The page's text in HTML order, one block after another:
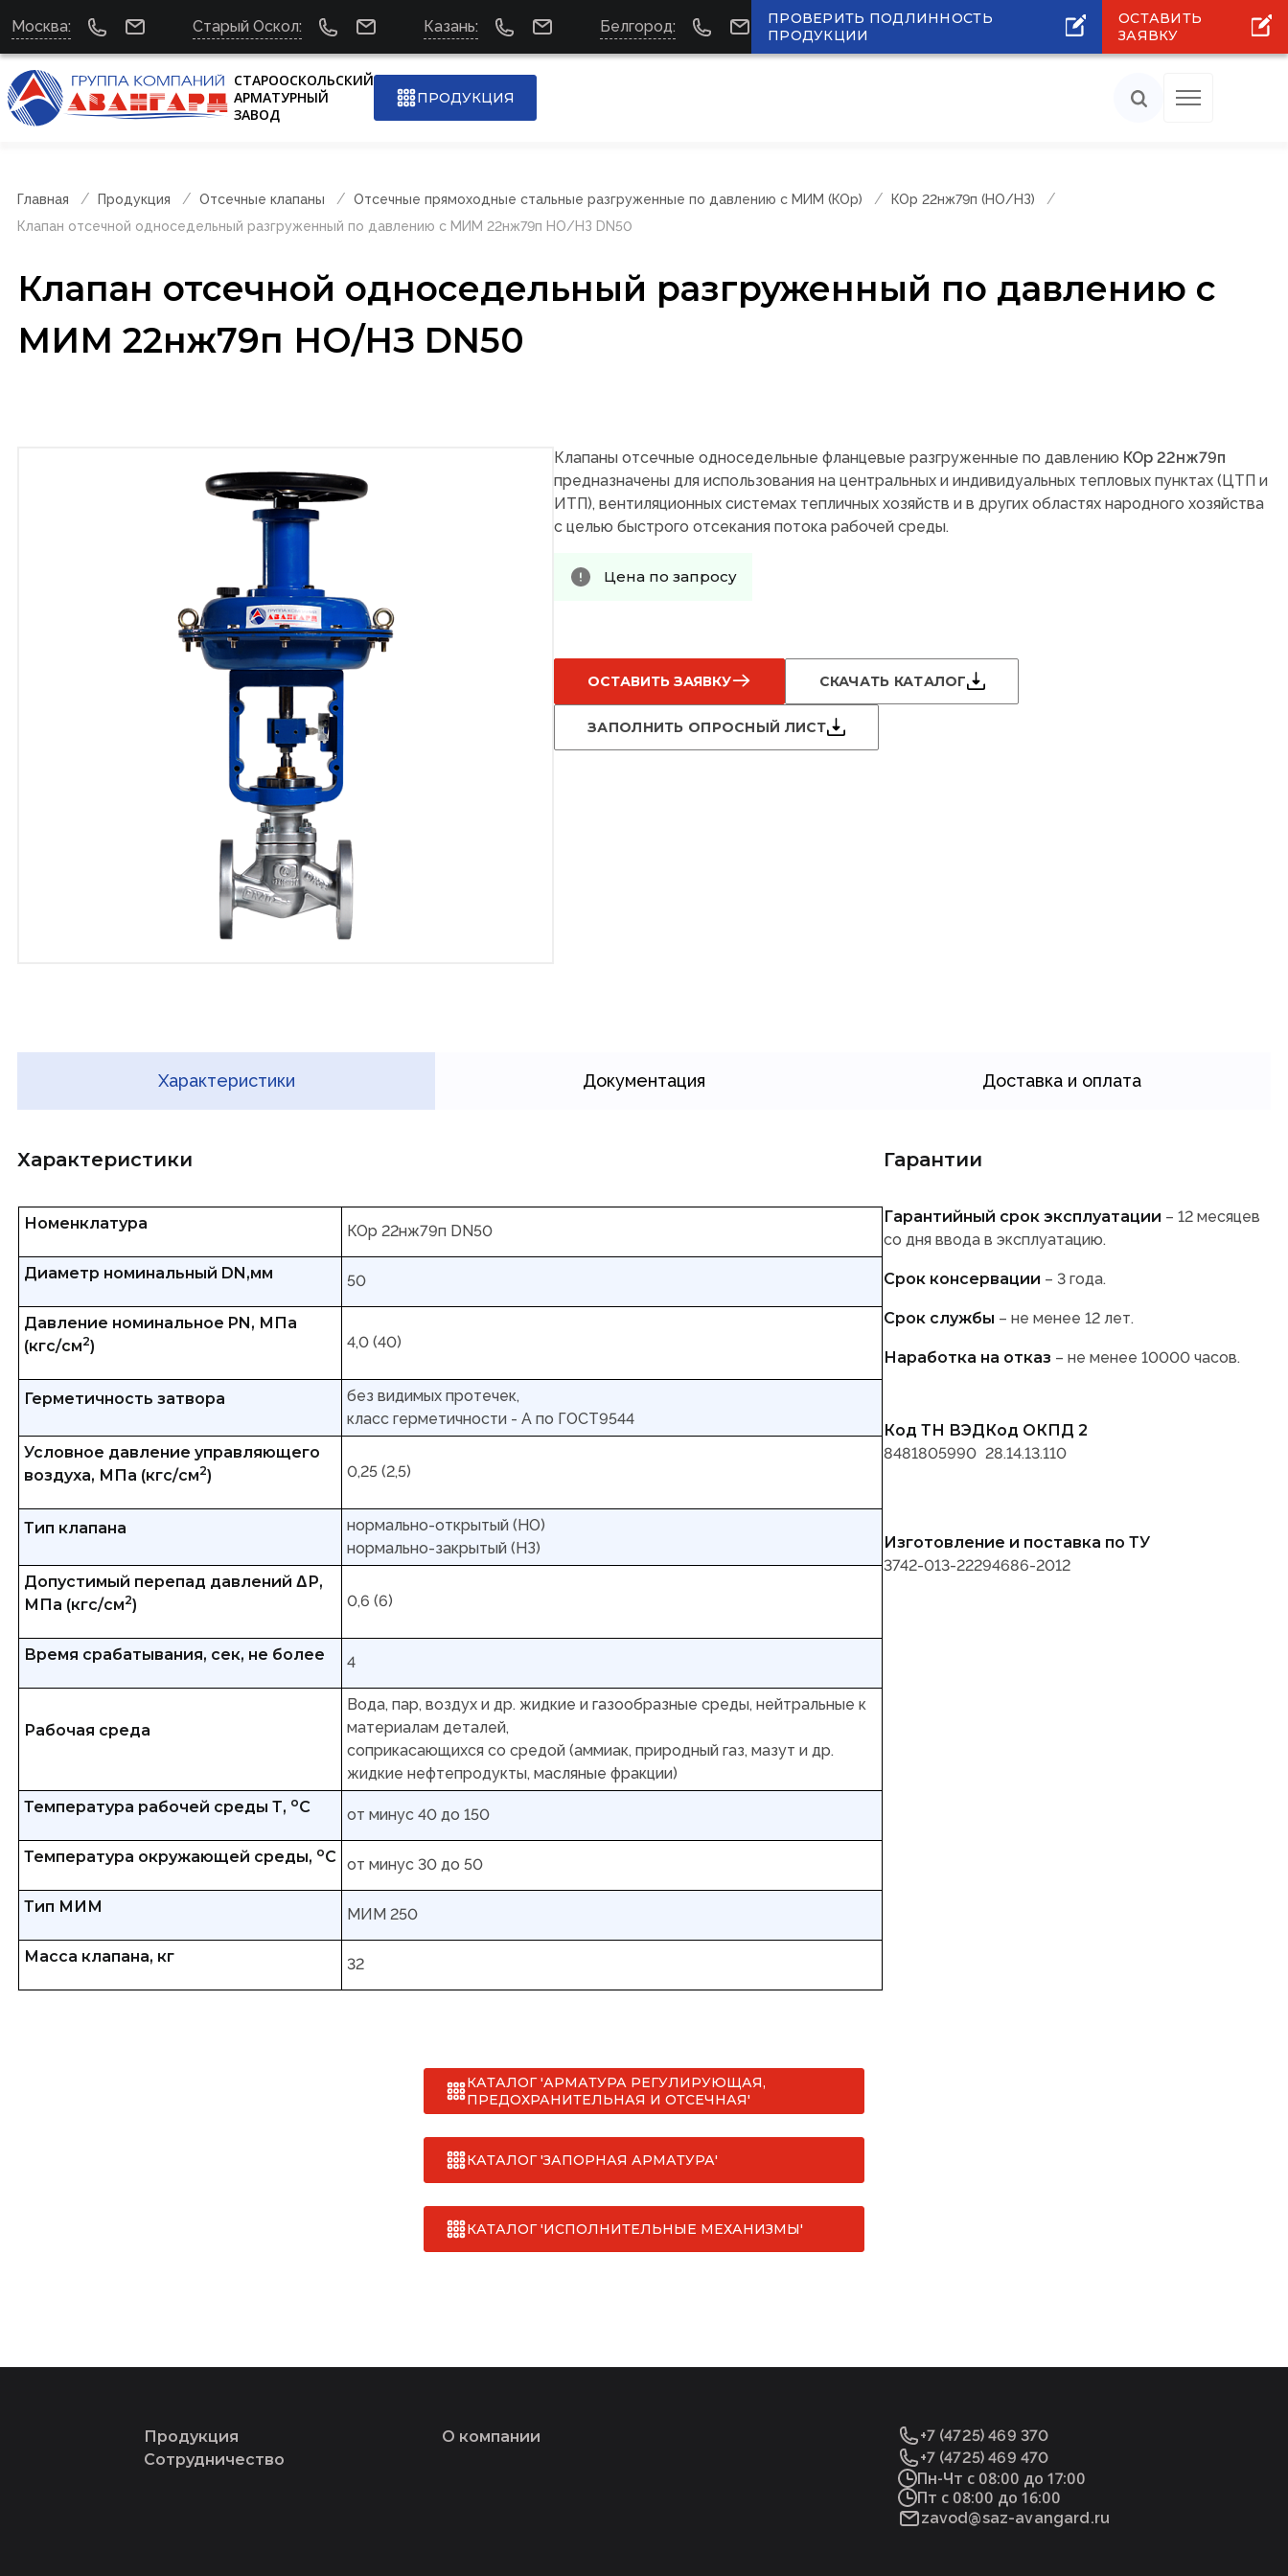
Москва: Старый Оскол: Казань: Белгород:
ПРОВЕРИТЬ ПОДЛИННОСТЬ
ПРОДУКЦИИ
ОСТАВИТЬ
ЗАЯВКУ
СТАРООСКОЛЬСКИЙ
АРМАТУРНЫЙ
ЗАВОД
ПРОДУКЦИЯ
Главная Продукция Отсечные клапаны Отсечные прямоходные стальные разгруженные по давлению с МИМ (КОр)
КОр 22нж79п (НО/НЗ)
Клапан отсечной односедельный разгруженный по давлению с МИМ 22нж79п НО/НЗ DN50
Клапан отсечной односедельный разгруженный по давлению с
МИМ 22нж79п НО/НЗ DN50
Клапаны отсечные односедельные фланцевые разгруженные по давлению КОр 22нж79п
предназначены для использования на центральных и индивидуальных тепловых пунктах (ЦТП и
ИТП), вентиляционных системах тепличных хозяйств и в других областях народного хозяйства
с целью быстрого отсекания потока рабочей среды.
Цена по запросу
ОСТАВИТЬ ЗАЯВКУ СКАЧАТЬ КАТАЛОГ
ЗАПОЛНИТЬ ОПРОСНЫЙ ЛИСТ
Характеристики Документация Доставка и оплата
Характеристики
Номенклатура КОр 22нж79п DN50
Диаметр номинальный DN,мм 50
Давление номинальное PN, МПа
(кгс/см2) 4,0 (40)
Герметичность затвора
без видимых протечек,
класс герметичности - А по ГОСТ9544
Условное давление управляющего
воздуха, МПа (кгс/см2) 0,25 (2,5)
Тип клапана
нормально-открытый (НО)
нормально-закрытый (НЗ)
Допустимый перепад давлений ΔР,
МПа (кгс/см2) 0,6 (6)
Время срабатывания, сек, не более 4
Рабочая среда
Вода, пар, воздух и др. жидкие и газообразные среды, нейтральные к
материалам деталей,
соприкасающихся со средой (аммиак, природный газ, мазут и др.
жидкие нефтепродукты, масляные фракции)
Температура рабочей среды Т, оС от минус 40 до 150
Температура окружающей среды, оС от минус 30 до 50
Тип МИМ МИМ 250
Масса клапана, кг 32
Гарантии
Гарантийный срок эксплуатации – 12 месяцев
со дня ввода в эксплуатацию.
Срок консервации – 3 года.
Срок службы – не менее 12 лет.
Наработка на отказ – не менее 10000 часов.
Код ТН ВЭД
8481805990
Код ОКПД 2
28.14.13.110
Изготовление и поставка по ТУ
3742-013-22294686-2012
КАТАЛОГ 'АРМАТУРА РЕГУЛИРУЮЩАЯ,
ПРЕДОХРАНИТЕЛЬНАЯ И ОТСЕЧНАЯ'
КАТАЛОГ 'ЗАПОРНАЯ АРМАТУРА'
КАТАЛОГ 'ИСПОЛНИТЕЛЬНЫЕ МЕХАНИЗМЫ'
Продукция
Сотрудничество
О компании
+7 (4725) 469 370
+7 (4725) 469 470
Пн-Чт с 08:00 до 17:00
Пт с 08:00 до 16:00
zavod@saz-avangard.ru